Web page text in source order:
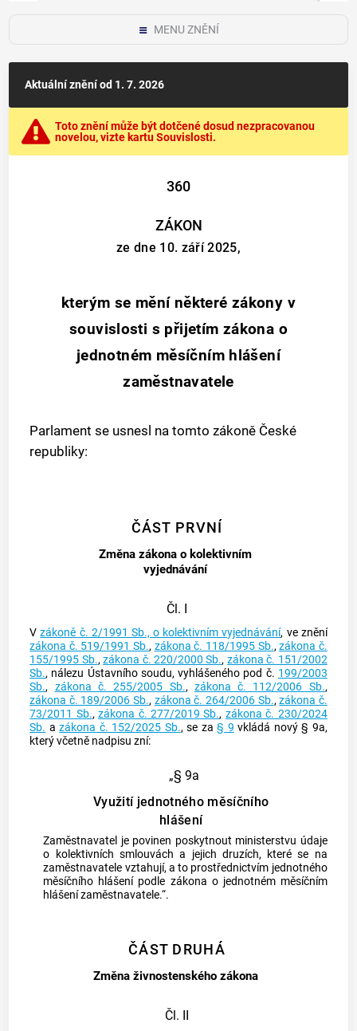
MENU ZNĚNÍ
Aktuální zněníod 1. 7. 2026
Toto znění může být dotčené dosud nezpracovanou
novelou, vizte kartu Souvislosti.
360
ZÁKON
ze dne 10. září 2025,
kterým se mění některé zákony v
souvislosti s přijetím zákona o
jednotném měsíčním hlášení
zaměstnavatele
Parlament se usnesl na tomto zákoně České
republiky:
ČÁST PRVNÍ
Změna zákona o kolektivním
vyjednávání
Čl. I
Vzákoně č. 2/1991 Sb., o kolektivním vyjednávání, ve znění
zákona č. 519/1991 Sb., zákona č. 118/1995 Sb.,zákona č.
155/1995 Sb.,zákona č. 220/2000 Sb., zákona č. 151/2002
Sb., nálezu Ústavního soudu, vyhlášeného pod č. 199/2003
Sb., zákona č. 255/2005 Sb., zákona č. 112/2006 Sb.,
zákona č. 189/2006 Sb., zákona č. 264/2006 Sb.,zákona č.
73/2011 Sb.,zákona č. 277/2019 Sb., zákona č. 230/2024
Sb. azákona č. 152/2025 Sb., se za§ 9 vkládá nový § 9a,
který včetně nadpisu zní:
„§ 9a
Využití jednotného měsíčního
hlášení
Zaměstnavatel je povinen poskytnout ministerstvu údaje
o kolektivních smlouvách a jejich druzích, které se na
zaměstnavatele vztahují, a to prostřednictvím jednotného
měsíčního hlášení podle zákona o jednotném měsíčním
hlášení zaměstnavatele.“.
ČÁST DRUHÁ
Změna živnostenského zákona
Čl. II